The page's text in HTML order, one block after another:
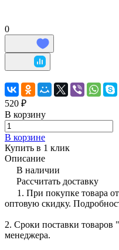
0
520 ₽
В корзину
В корзине
Купить в 1 клик
Описание
В наличии
Рассчитать доставку
1. При покупке товара
оптовую скидку.
2. Сроки поставки
менеджера.